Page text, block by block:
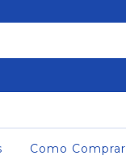
Como Comprar